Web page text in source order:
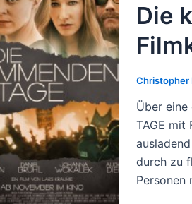
Die
Christopher
Über eine
TAGE mit
durch zu